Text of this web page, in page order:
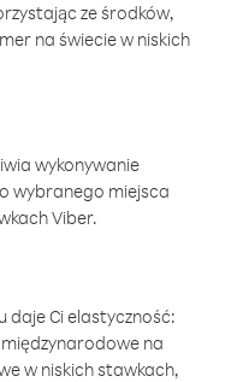
ze środków,
na świecie w niskich
wykonywanie
wybranego miejsca
Viber.
daje Ci elastyczność:
na
w niskich stawkach,